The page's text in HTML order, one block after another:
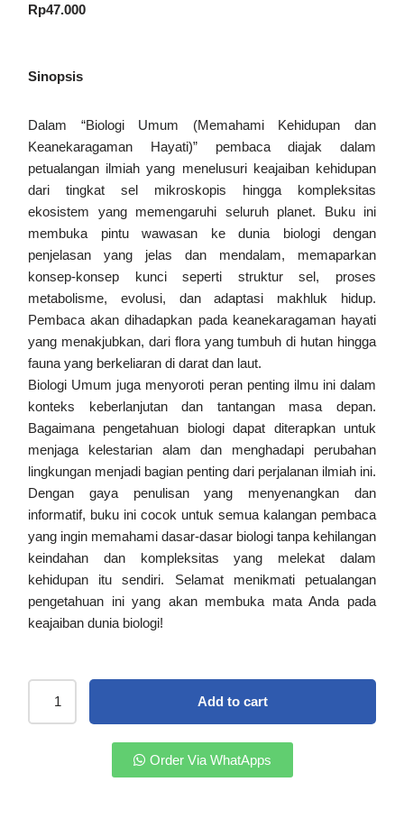
Rp47.000
Sinopsis
Dalam “Biologi Umum (Memahami Kehidupan dan
Keanekaragaman Hayati)” pembaca diajak dalam
petualangan ilmiah yang menelusuri keajaiban kehidupan
dari tingkat sel mikroskopis hingga kompleksitas
ekosistem yang memengaruhi seluruh planet. Buku ini
membuka pintu wawasan ke dunia biologi dengan
penjelasan yang jelas dan mendalam, memaparkan
konsep-konsep kunci seperti struktur sel, proses
metabolisme, evolusi, dan adaptasi makhluk hidup.
Pembaca akan dihadapkan pada keanekaragaman hayati
yang menakjubkan, dari flora yang tumbuh di hutan hingga
fauna yang berkeliaran di darat dan laut.
Biologi Umum juga menyoroti peran penting ilmu ini dalam
konteks keberlanjutan dan tantangan masa depan.
Bagaimana pengetahuan biologi dapat diterapkan untuk
menjaga kelestarian alam dan menghadapi perubahan
lingkungan menjadi bagian penting dari perjalanan ilmiah ini.
Dengan gaya penulisan yang menyenangkan dan
informatif, buku ini cocok untuk semua kalangan pembaca
yang ingin memahami dasar-dasar biologi tanpa kehilangan
keindahan dan kompleksitas yang melekat dalam
kehidupan itu sendiri. Selamat menikmati petualangan
pengetahuan ini yang akan membuka mata Anda pada
keajaiban dunia biologi!
Add to cart
Order Via WhatApps